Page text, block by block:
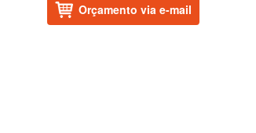
Orçamento via e-mail